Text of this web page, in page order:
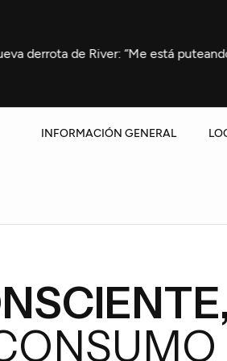
“Me está puteando medio país”
INFORMACIÓN GENERAL